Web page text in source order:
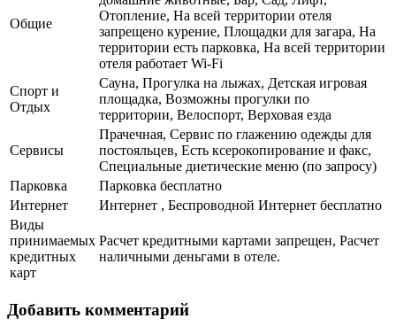
Общие
Отопление, На всей территории отеля
запрещено курение, Площадки для загара, На
территории есть парковка, На всей территории
отеля работает Wi-Fi
Спорт и
Отдых
Сауна, Прогулка на лыжах, Детская игровая
площадка, Возможны прогулки по
территории, Велоспорт, Верховая езда
Сервисы
Прачечная, Сервис по глажению одежды для
постояльцев, Есть ксерокопирование и факс,
Специальные диетические меню (по запросу)
Парковка
Парковка бесплатно
Интернет
Интернет , Беспроводной Интернет бесплатно
Виды
принимаемых
кредитных
карт
Расчет кредитными картами запрещен, Расчет
наличными деньгами в отеле.
Добавить комментарий